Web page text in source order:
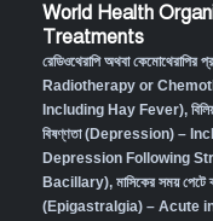
World Health
Treatments
রেডিওথেরাপি অথবা
Radiotherapy or
Including Hay Fever),
বিষণ্ণতা (Depression) –
Depression Following
Bacillary), মাসিকের সময়
(Epigastralgia) – Acute